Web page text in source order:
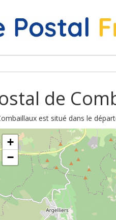
de
est situé dans le
+
−